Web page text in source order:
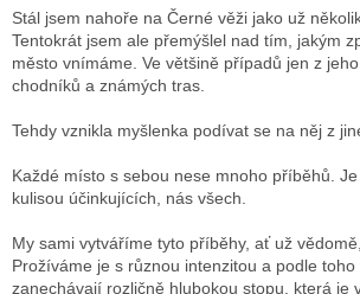
Stál jsem nahoře na Černé věži jako už
Tentokrát jsem ale přemýšlel nad tím, jakým
město vnímáme. Ve většině případů jen z
chodníků a známých tras.
Tehdy vznikla myšlenka podívat se na něj z
Každé místo s sebou nese mnoho příběhů.
kulisou účinkujících, nás všech.
My sami vytváříme tyto příběhy, ať už
Prožíváme je s různou intenzitou a podle toho
zanechávají rozličně hlubokou stopu, která je